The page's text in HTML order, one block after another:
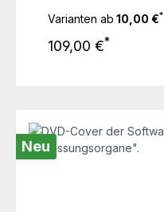
Varianten ab 10,00 €*
Regulärer Preis:
109,00 €*
Neu